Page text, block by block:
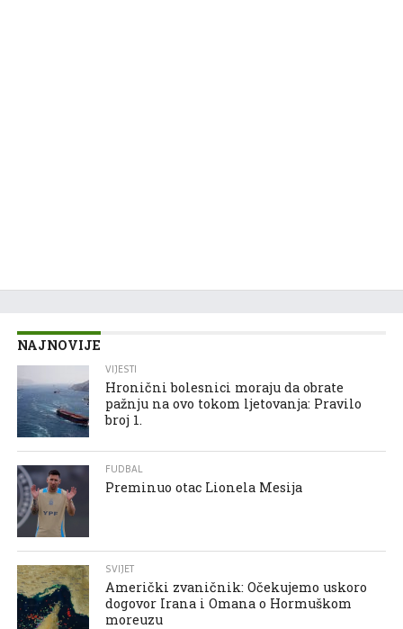
NAJNOVIJE
VIJESTI
Hronični bolesnici moraju da obrate
pažnju na ovo tokom ljetovanja: Pravilo
broj 1.
FUDBAL
Preminuo otac Lionela Mesija
SVIJET
Američki zvaničnik: Očekujemo uskoro
dogovor Irana i Omana o Hormuškom
moreuzu